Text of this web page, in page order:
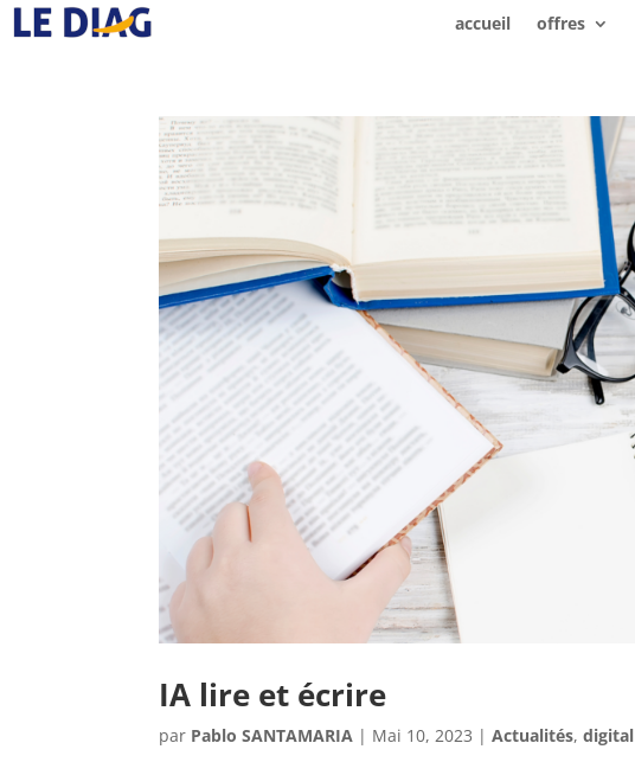
accueil offres
IA lire et écrire
par Pablo SANTAMARIA | Mai 10, 2023 |Actualités,digital